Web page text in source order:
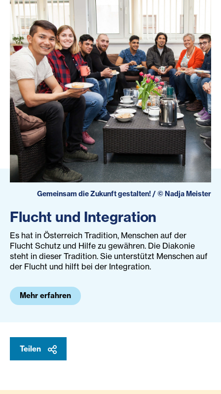
Gemeinsam die Zukunft gestalten!/©Nadja Meister
Flucht und Integration
Es hat in Österreich Tradition, Menschen auf der
Flucht Schutz und Hilfe zu gewähren. Die Diakonie
steht in dieser Tradition. Sie unterstützt Menschen auf
der Flucht und hilft bei der Integration.
Mehr erfahren
Teilen